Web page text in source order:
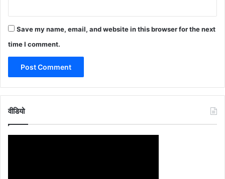
Save my name, email, and website in this browser for the next
time I comment.
वीडियो